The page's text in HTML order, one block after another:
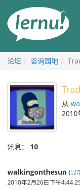
论坛 咨询园地
从
2010
讯息： 10
walkingonthesun (显
2010年2月26日下午